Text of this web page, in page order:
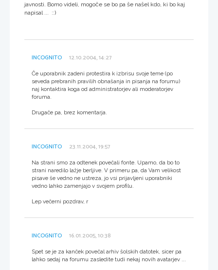
javnosti. Bomo videli, mogoče se bo pa še našel kdo, ki bo kaj
napisal ... ::)
INCOGNITO 12.10.2004, 14:27
Če uporabnik zadeni protestira k izbrisu svoje teme (po
seveda prebranih pravilih obnašanja in pisanja na forumu)
naj kontaktira koga od administratorjev ali moderatorjev
foruma.
Drugače pa, brez komentarja.
INCOGNITO 23.11.2004, 19:57
Na strani smo za odtenek povečali fonte. Upamo, da bo to
strani naredilo lažje berljive. V primeru pa, da Vam velikost
pisave še vedno ne ustreza, jo vsi prijavljeni uporabniki
vedno lahko zamenjajo v svojem profilu.
Lep večerni pozdrav, r
INCOGNITO 16.01.2005, 10:38
Spet se je za kanček povečal arhiv šolskih datotek, sicer pa
lahko sedaj na forumu zasledite tudi nekaj novih avatarjev ...